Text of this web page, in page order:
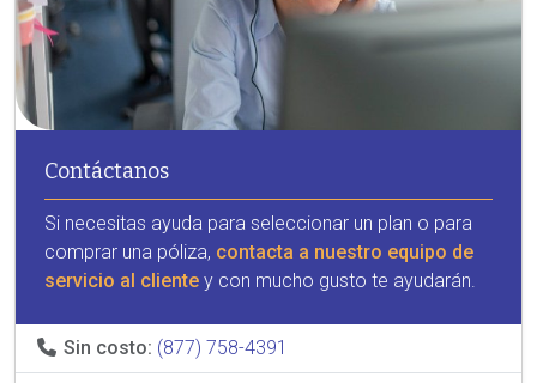
Contáctanos
Si necesitas ayuda para seleccionar un plan o para
comprar una póliza, contacta a nuestro equipo de
servicio al cliente y con mucho gusto te ayudarán.
Sin costo: (877) 758-4391